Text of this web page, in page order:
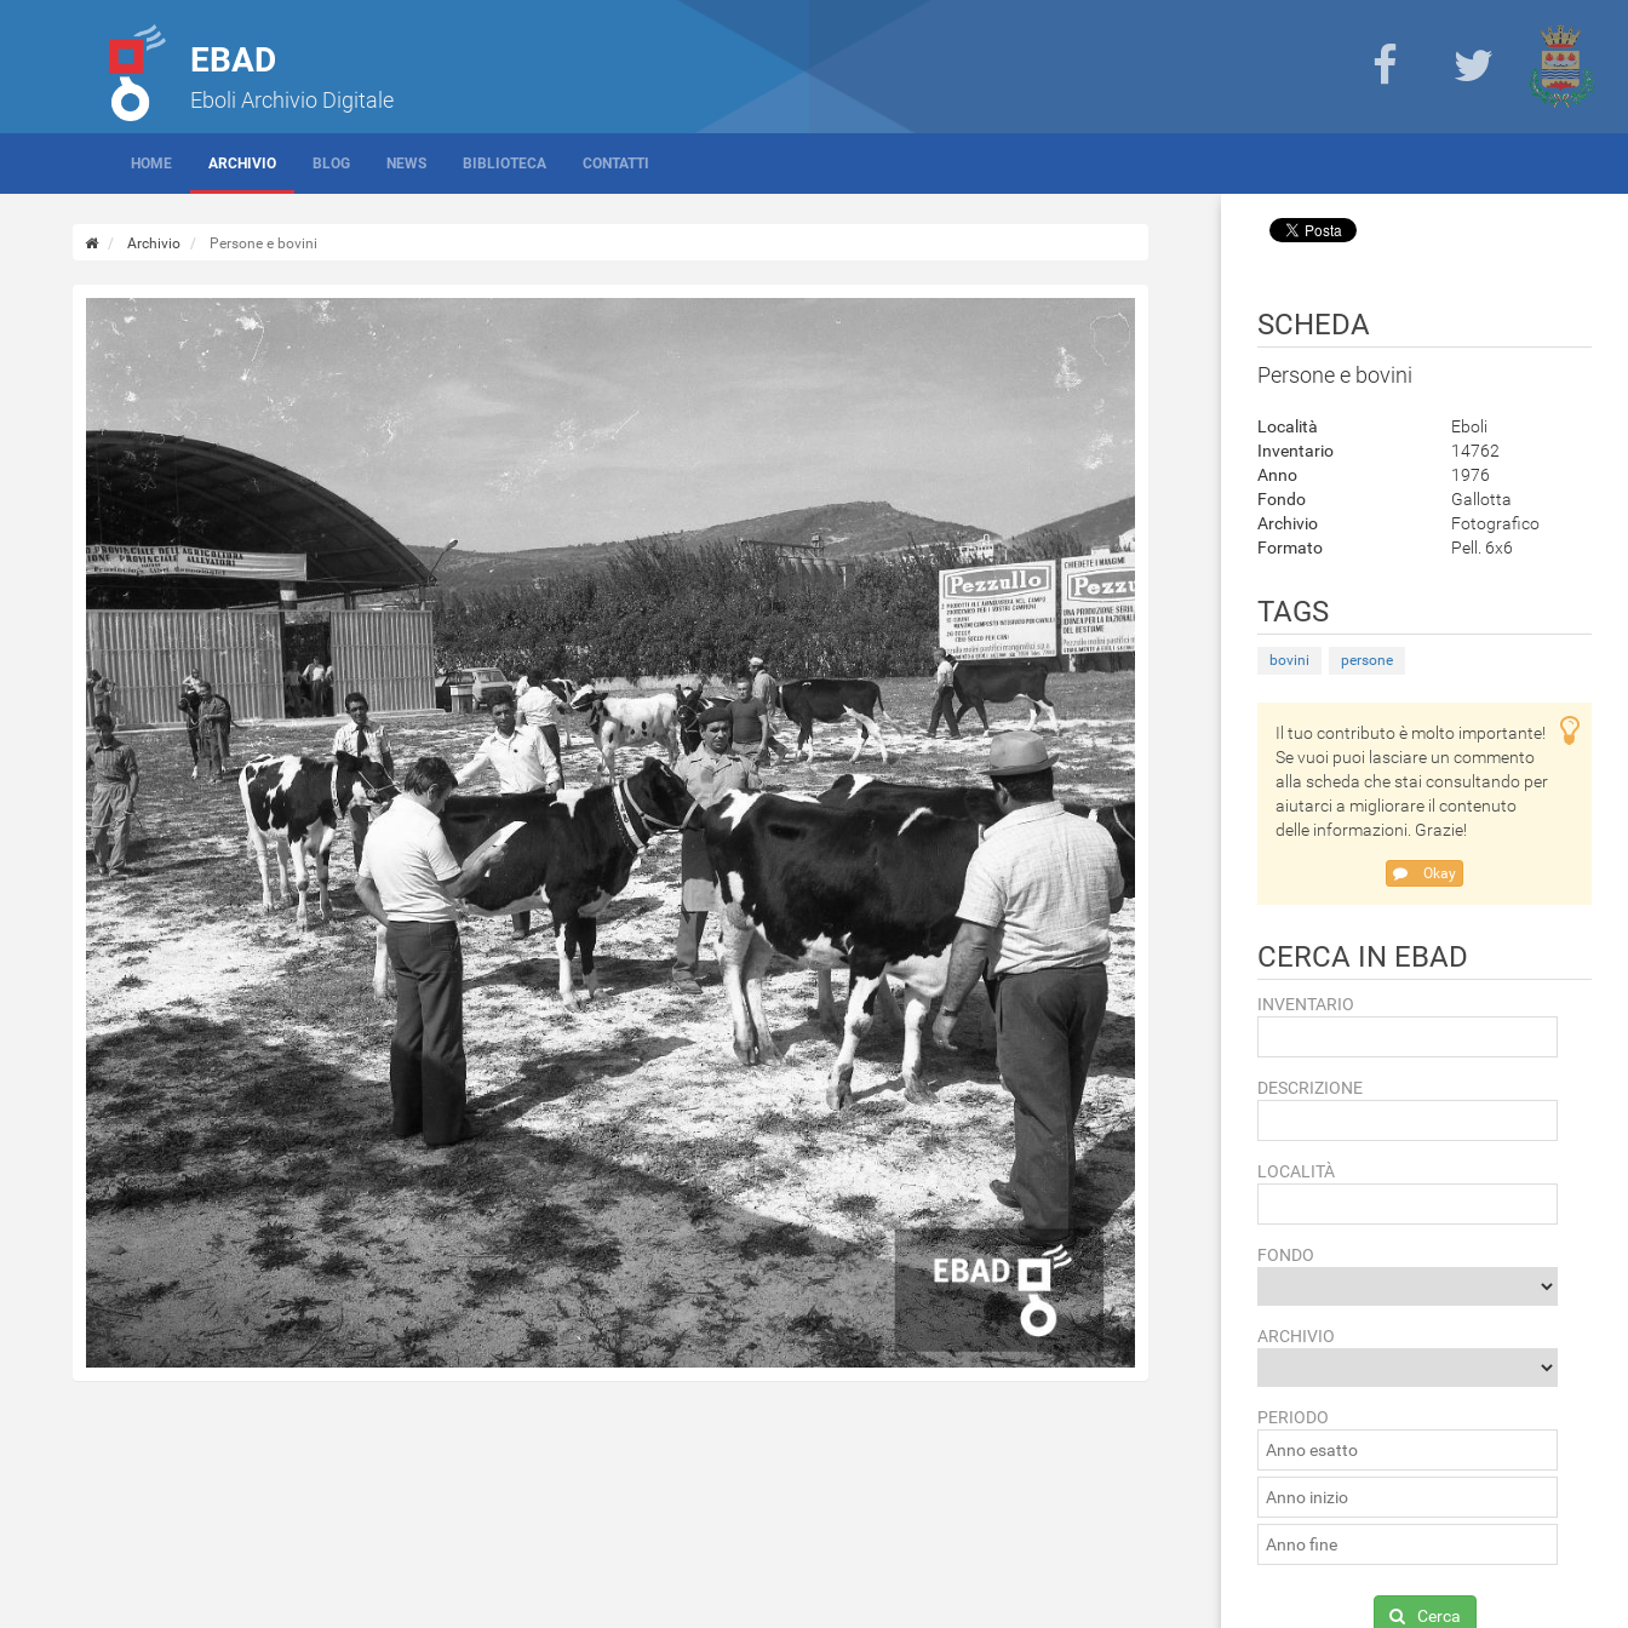
EBAD
Eboli Archivio Digitale
HOME ARCHIVIO BLOG NEWS BIBLIOTECA CONTATTI
Archivio Persone e bovini
SCHEDA
Persone e bovini
Località
Eboli
Inventario
14762
Anno
1976
Fondo
Gallotta
Archivio
Fotografico
Formato
Pell. 6x6
TAGS
bovini persone
Il tuo contributo è molto importante!
Se vuoi puoi lasciare un commento
alla scheda che stai consultando per
aiutarci a migliorare il contenuto
delle informazioni. Grazie!
Okay
CERCA IN EBAD
INVENTARIO
DESCRIZIONE
LOCALITÀ
FONDO
ARCHIVIO
PERIODO
Cerca